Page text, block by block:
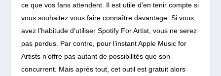
ce que vos fans attendent. Il est utile d’en tenir compte si
vous souhaitez vous faire connaître davantage. Si vous
avez l’habitude d’utiliser Spotify For Artist, vous ne serez
pas perdus. Par contre, pour l’instant Apple Music for
Artists n’offre pas autant de possibilités que son
concurrent. Mais après tout, cet outil est gratuit alors